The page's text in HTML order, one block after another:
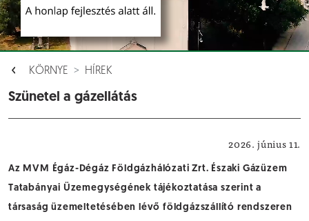
KÖRNYE HÍREK
Szünetel a gázellátás
2026. június 11.
Az MVM Égáz-Dégáz Földgázhálózati Zrt. Északi Gázüzem
Tatabányai Üzemegységének tájékoztatása szerint a
társaság üzemeltetésében lévő földgázszállító rendszeren
Aloldalak [ ]